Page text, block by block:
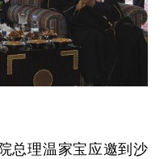
理温家宝应邀到沙